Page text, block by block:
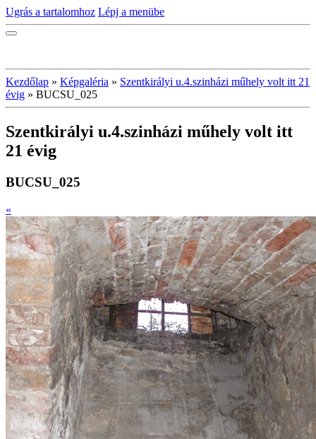
Ugrás a tartalomhoz Lépj a menübe
Kezdőlap » Képgaléria » Szentkirályi u.4.szinházi műhely volt itt 21
évig » BUCSU_025
Szentkirályi u.4.szinházi műhely volt itt
21 évig
BUCSU_025
«